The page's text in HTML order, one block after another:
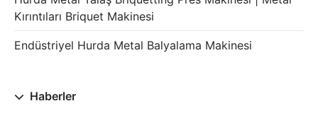
Kırıntıları Briquet Makinesi
Endüstriyel Hurda Metal Balyalama Makinesi
Haberler